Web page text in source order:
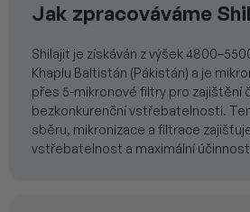
Jak zpracováváme
Shilajit je získáván z výšek
Khaplu Baltistán (Pákistán) a je
přes 5-mikronové filtry pro zajištění
bezkonkurenční vstřebatelnosti.
sběru, mikronizace a filtrace
vstřebatelnost a maximální